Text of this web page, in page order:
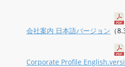
会社案内 日本語バージョン （
Corporate Profile